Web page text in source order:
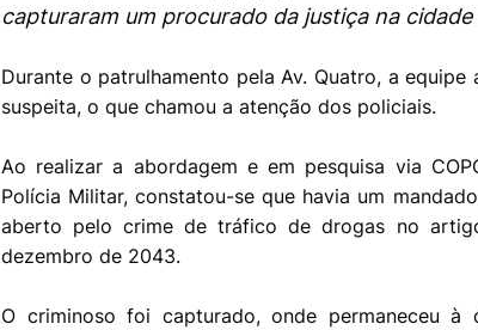
capturaram um procurado da justiça na cidade
Durante o patrulhamento pela Av. Quatro, a
suspeita, o que chamou a atenção dos policiais.
Ao realizar a abordagem e em pesquisa via
Polícia Militar, constatou-se que havia um
aberto pelo crime de tráfico de drogas no
dezembro de 2043.
O criminoso foi capturado, onde permaneceu